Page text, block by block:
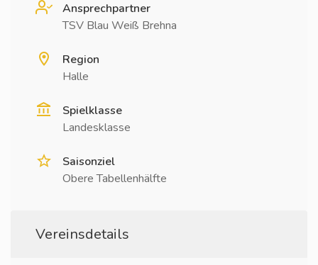
Ansprechpartner
TSV Blau Weiß Brehna
Region
Halle
Spielklasse
Landesklasse
Saisonziel
Obere Tabellenhälfte
Vereinsdetails